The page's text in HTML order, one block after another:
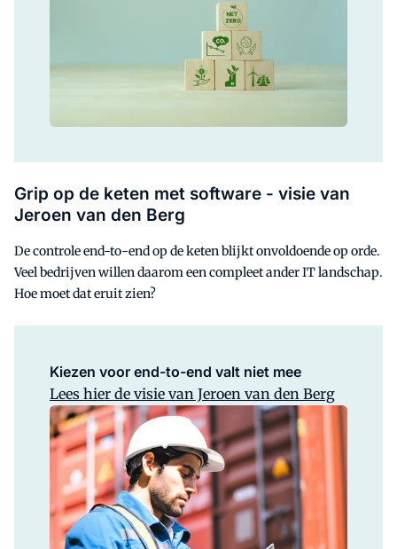
Grip op de keten met software - visie van
Jeroen van den Berg
De controle end-to-end op de keten blijkt onvoldoende op orde.
Veel bedrijven willen daarom een compleet ander IT landschap.
Hoe moet dat eruit zien?
Kiezen voor end-to-end valt niet mee
Lees hier de visie van Jeroen van den Berg